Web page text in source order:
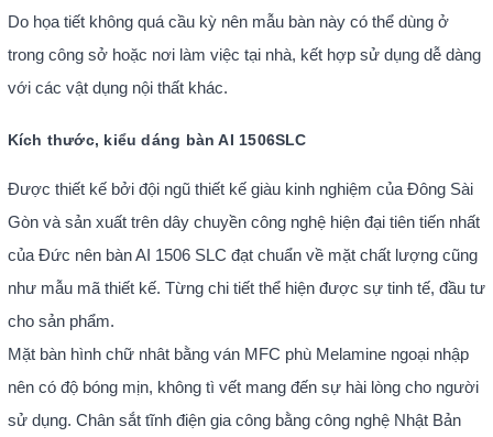
Do họa tiết không quá cầu kỳ nên mẫu bàn này có thể dùng ở
trong công sở hoặc nơi làm việc tại nhà, kết hợp sử dụng dễ dàng
với các vật dụng nội thất khác.
Kích thước, kiểu dáng bàn AI 1506SLC
Được thiết kế bởi đội ngũ thiết kế giàu kinh nghiệm của Đông Sài
Gòn và sản xuất trên dây chuyền công nghệ hiện đại tiên tiến nhất
của Đức nên bàn AI 1506 SLC đạt chuẩn về mặt chất lượng cũng
như mẫu mã thiết kế. Từng chi tiết thể hiện được sự tinh tế, đầu tư
cho sản phẩm.
Mặt bàn hình chữ nhât bằng ván MFC phù Melamine ngoại nhập
nên có độ bóng mịn, không tì vết mang đến sự hài lòng cho người
sử dụng. Chân sắt tĩnh điện gia công bằng công nghệ Nhật Bản